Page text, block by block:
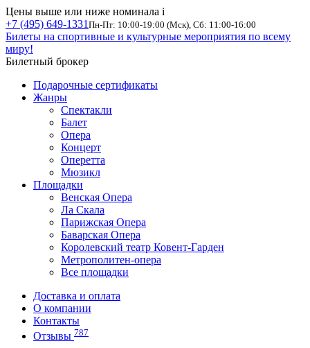
Цены выше или ниже номинала i
+7 (495) 649-1331 Пн-Пт: 10:00-19:00 (Мск), Сб: 11:00-16:00
Билеты на спортивные и культурные мероприятия по всему
миру!
Билетный брокер
Подарочные сертификаты
Жанры
Спектакли
Балет
Опера
Концерт
Оперетта
Мюзикл
Площадки
Венская Опера
Ла Скала
Парижская Опера
Баварская Опера
Королевский театр Ковент-Гарден
Метрополитен-опера
Все площадки
Доставка и оплата
О компании
Контакты
Отзывы 787